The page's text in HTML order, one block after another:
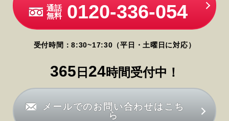
通話
無料
0120-336-054
受付時間：8:30~17:30（平日・土曜日に対応）
365 日 24時間受付中！
メールでのお問い合わせはこち
ら